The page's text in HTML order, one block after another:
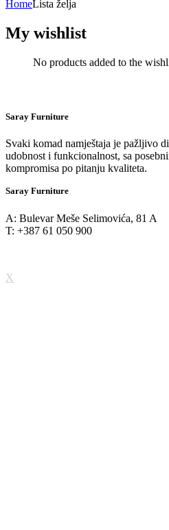
HomeLista želja
My wishlist
No products added to the
Saray Furniture
Svaki komad namještaja je pažljivo
udobnost i funkcionalnost, sa
kompromisa po pitanju kvaliteta.
Saray Furniture
A: Bulevar Meše Selimovića, 81 A
T: +387 61 050 900
X